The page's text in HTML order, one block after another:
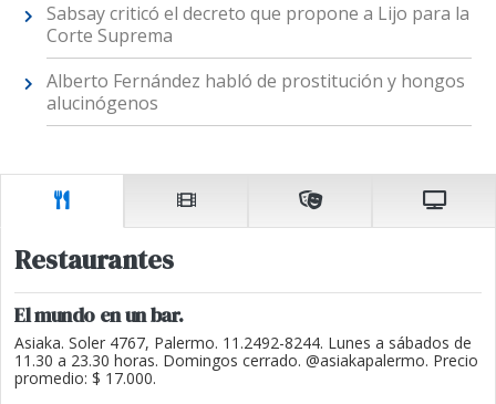
Sabsay criticó el decreto que propone a Lijo para la
Corte Suprema
Alberto Fernández habló de prostitución y hongos
alucinógenos
Restaurantes
El mundo en un bar.
Asiaka. Soler 4767, Palermo. 11.2492-8244. Lunes a sábados de
11.30 a 23.30 horas. Domingos cerrado. @asiakapalermo. Precio
promedio: $ 17.000.